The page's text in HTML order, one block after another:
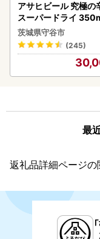
アサヒビール 究極の
スーパードライ
8本 ビール
茨城県守谷市
(245)
最
返礼品詳細ページの